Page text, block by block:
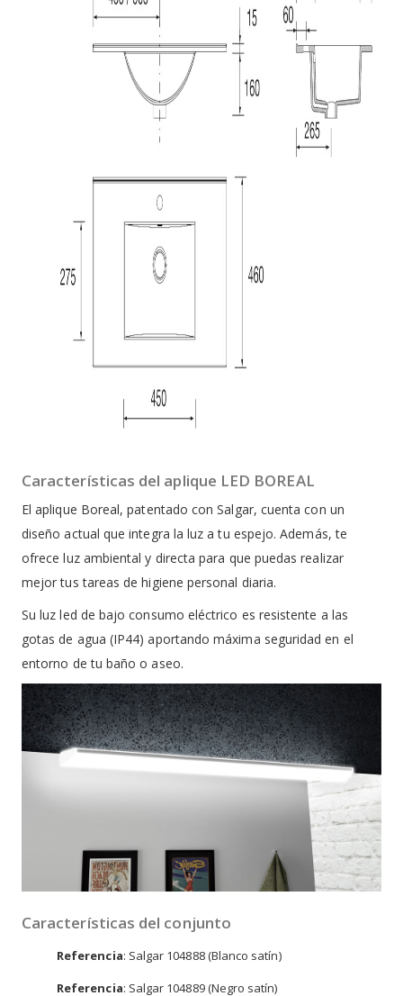
Características del aplique LED BOREAL
El aplique Boreal, patentado con Salgar, cuenta con un
diseño actual que integra la luz a tu espejo. Además, te
ofrece luz ambiental y directa para que puedas realizar
mejor tus tareas de higiene personal diaria.
Su luz led de bajo consumo eléctrico es resistente a las
gotas de agua (IP44) aportando máxima seguridad en el
entorno de tu baño o aseo.
Características del conjunto
Referencia: Salgar 104888 (Blanco satín)
Referencia: Salgar 104889 (Negro satín)